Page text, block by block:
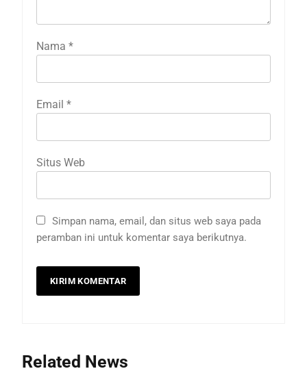
Nama *
Email *
Situs Web
Simpan nama, email, dan situs web saya pada
peramban ini untuk komentar saya berikutnya.
Related News